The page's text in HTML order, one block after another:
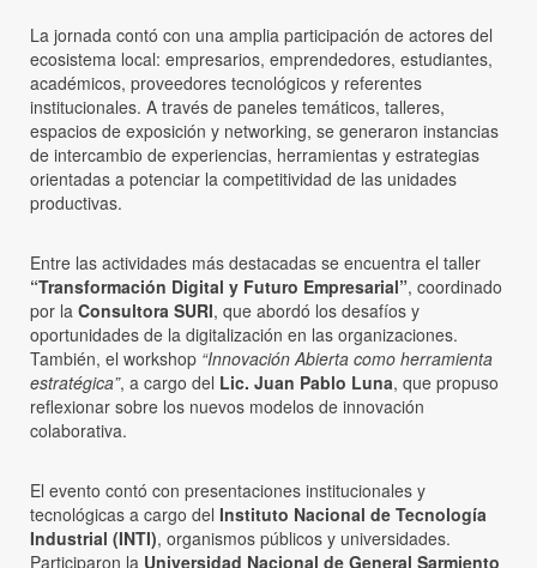
La jornada contó con una amplia participación de actores del
ecosistema local: empresarios, emprendedores, estudiantes,
académicos, proveedores tecnológicos y referentes
institucionales. A través de paneles temáticos, talleres,
espacios de exposición y networking, se generaron instancias
de intercambio de experiencias, herramientas y estrategias
orientadas a potenciar la competitividad de las unidades
productivas.
Entre las actividades más destacadas se encuentra el taller
“Transformación Digital y Futuro Empresarial”, coordinado
por la Consultora SURI, que abordó los desafíos y
oportunidades de la digitalización en las organizaciones.
También, el workshop “Innovación Abierta como herramienta
estratégica”, a cargo del Lic. Juan Pablo Luna, que propuso
reflexionar sobre los nuevos modelos de innovación
colaborativa.
El evento contó con presentaciones institucionales y
tecnológicas a cargo del Instituto Nacional de Tecnología
Industrial (INTI), organismos públicos y universidades.
Participaron la Universidad Nacional de General Sarmiento